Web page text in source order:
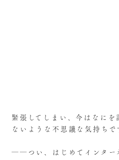
緊張してしまい、今はなに
ないような不思議な気持ちで
――つい、はじめてインター